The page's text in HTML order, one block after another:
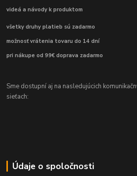
videá a návody k produktom
všetky druhy platieb sú zadarmo
možnosť vrátenia tovaru do 14 dní
pri nákupe od 99€ doprava zadarmo
Sme dostupní aj na nasledujúcich
sieťach:
Údaje o spoločnosti